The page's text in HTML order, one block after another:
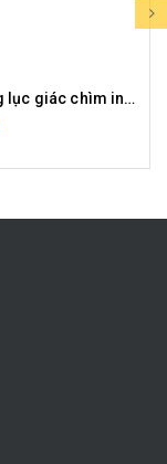
Bu lông lục giác chìm inox 316-M3x5